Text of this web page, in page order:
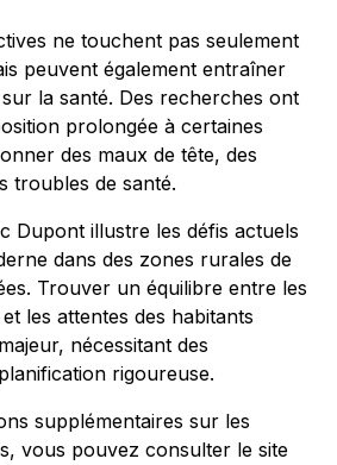
ne touchent pas seulement
peuvent également entraîner
la santé. Des recherches ont
prolongée à certaines
des maux de tête, des
troubles de santé.
Dupont illustre les défis actuels
dans des zones rurales de
Trouver un équilibre entre les
les attentes des habitants
nécessitant des
rigoureuse.
supplémentaires sur les
vous pouvez consulter le site